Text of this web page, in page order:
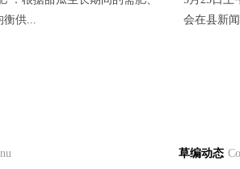
衡供...
会在县新
2016-05-27
草支垫
草编动态